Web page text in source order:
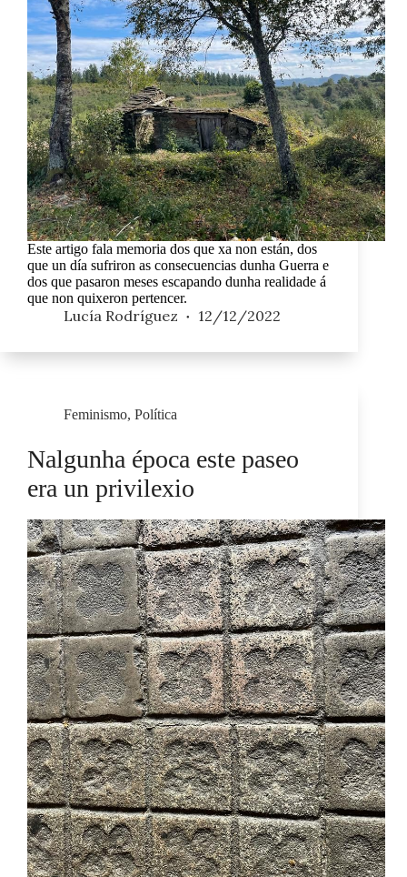
Este artigo fala memoria dos que xa non están, dos
que un día sufriron as consecuencias dunha Guerra e
dos que pasaron meses escapando dunha realidade á
que non quixeron pertencer.
Lucía Rodríguez 12/12/2022
Feminismo, Política
Nalgunha época este paseo
era un privilexio